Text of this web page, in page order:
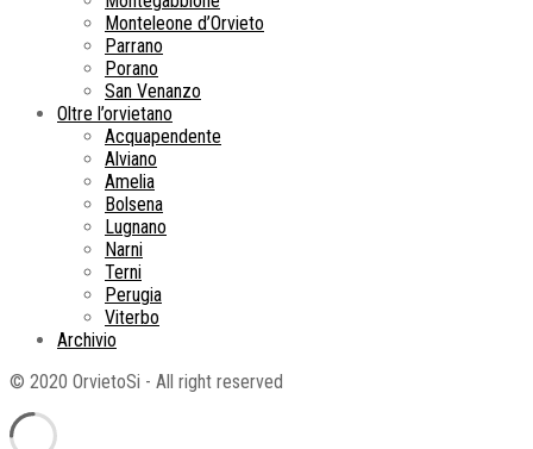
Monteleone d’Orvieto
Parrano
Porano
San Venanzo
Oltre l’orvietano
Acquapendente
Alviano
Amelia
Bolsena
Lugnano
Narni
Terni
Perugia
Viterbo
Archivio
© 2020 OrvietoSi - All right reserved